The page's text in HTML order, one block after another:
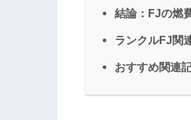
結論：FJの燃
ランクルFJ関
おすすめ関連